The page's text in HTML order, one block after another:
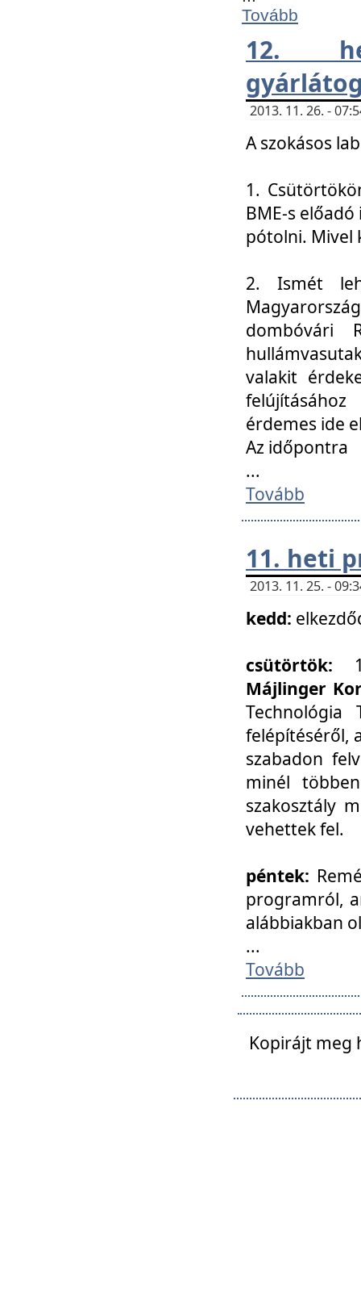
Tovább
12.
2013. 11. 26. -
A szokásos
1.
BME-s
pótolni. Mivel
2. Ismét
dombóvári
valakit
érdemes ide
Az időpontra
...
Tovább
11. heti
2013. 11. 25. -
kedd:
csütörtök:
Májlinger
Technológia
felépítéséről,
szabadon
minél
szakosztály
vehettek fel.
péntek:
programról,
alábbiakban
...
Tovább
Kopirájt meg